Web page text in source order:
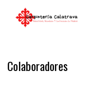
Colaboradores